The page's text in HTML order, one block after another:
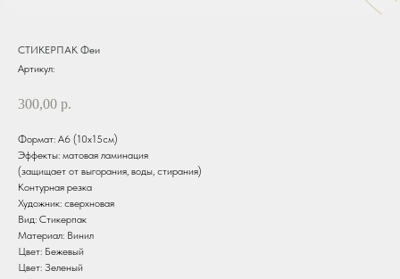
СТИКЕРПАК Феи
Артикул:
300,00 р.
Формат: А6 (10х15см)
Эффекты: матовая ламинация
(защищает от выгорания, воды, стирания)
Контурная резка
Художник: сверхновая
Вид: Стикерпак
Материал: Винил
Цвет: Бежевый
Цвет: Зеленый